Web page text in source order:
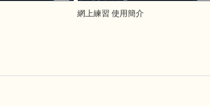
網上練習 使用簡介